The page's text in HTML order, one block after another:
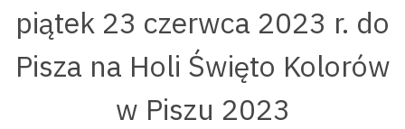
piątek 23 czerwca 2023 r. do
Pisza na Holi Święto Kolorów
w Piszu 2023